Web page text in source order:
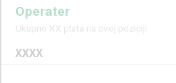
Operater
Ukupno XX plata na ovoj poziciji
XXXX